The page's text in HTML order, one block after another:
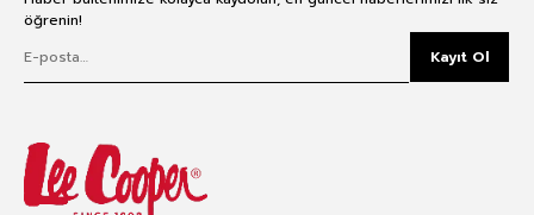
öğrenin!
Kayıt Ol